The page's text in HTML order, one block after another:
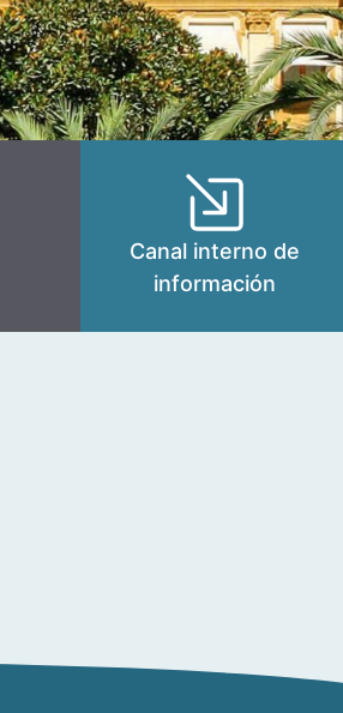
Canal interno de
información